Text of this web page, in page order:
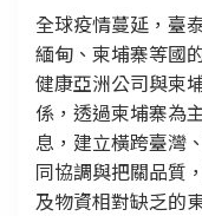
全球疫情蔓延，臺
緬甸、柬埔寨等國
健康亞洲公司與柬
係，透過柬埔寨為
息，建立橫跨臺灣
同協調與把關品質
及物資相對缺乏的